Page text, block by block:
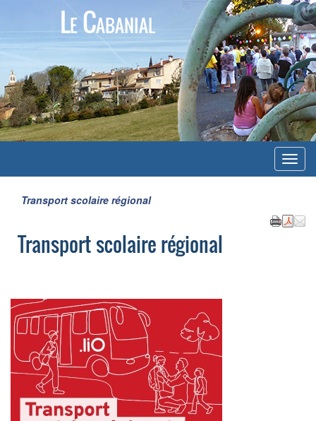
Le Cabanial
Menu
Transport scolaire régional
Transport scolaire régional